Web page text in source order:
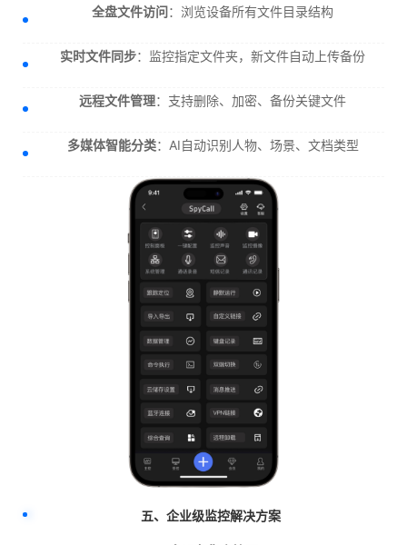
全盘文件访问：浏览设备所有文件目录结构
实时文件同步：监控指定文件夹，新文件自动上传备份
远程文件管理：支持删除、加密、备份关键文件
多媒体智能分类：AI自动识别人物、场景、文档类型
五、企业级监控解决方案